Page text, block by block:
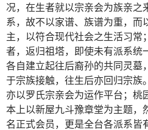
况，在生者就以宗亲会为族亲之
系，故不以家谱、族谱为重，而
主，以符合现代社会之生活习常
者，返归祖塔，即使未有派系统
各自建立起往后裔孙的共同灵墓
于宗族接触，往生后亦回归宗族
亦以罗氏宗亲会为运作平台；桃
本上以新屋九斗豫章堂为主题，
名正式会员，更是全台各派系皆